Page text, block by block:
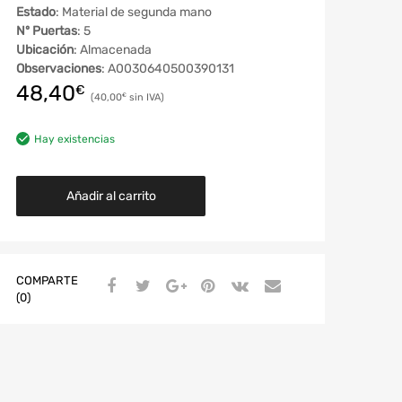
Estado: Material de segunda mano
Nº Puertas: 5
Ubicación: Almacenada
Observaciones: A0030640500390131
48,40€ 40,00€
Hay existencias
Añadir al carrito
COMPARTE
(0)